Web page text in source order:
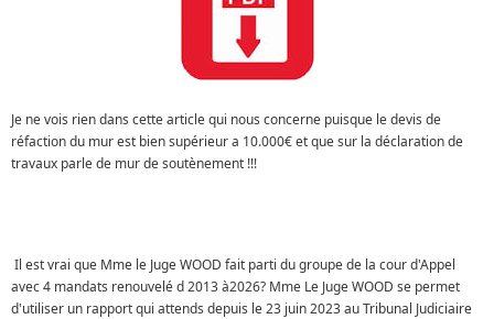
Je ne vois rien dans cette article qui nous concerne puisque le devis de
réfaction du mur est bien supérieur a 10.000€ et que sur la déclaration de
travaux parle de mur de soutènement !!!
Il est vrai que Mme le Juge WOOD fait parti du groupe de la cour d'Appel
avec 4 mandats renouvelé d 2013 à2026? Mme Le Juge WOOD se permet
d'utiliser un rapport qui attends depuis le 23 juin 2023 au Tribunal Judiciaire